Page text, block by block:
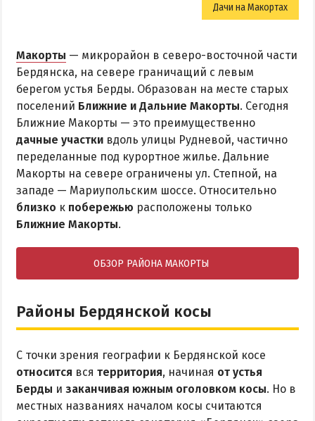
Дачи на Макортах
Макорты — микрорайон в северо-восточной части
Бердянска, на севере граничащий с левым
берегом устья Берды. Образован на месте старых
поселений Ближние и Дальние Макорты. Сегодня
Ближние Макорты — это преимущественно
дачные участки вдоль улицы Рудневой, частично
переделанные под курортное жилье. Дальние
Макорты на севере ограничены ул. Степной, на
западе — Мариупольским шоссе. Относительно
близко к побережью расположены только
Ближние Макорты.
ОБЗОР РАЙОНА МАКОРТЫ
Районы Бердянской косы
С точки зрения географии к Бердянской косе
относится вся территория, начиная от устья
Берды и заканчивая южным оголовком косы. Но в
местных названиях началом косы считаются